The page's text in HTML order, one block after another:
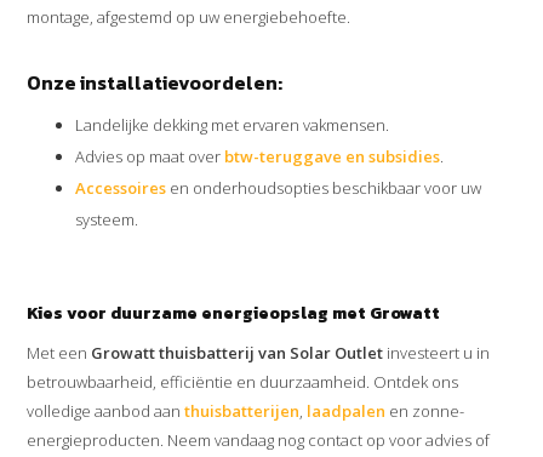
montage, afgestemd op uw energiebehoefte.
Onze installatievoordelen:
Landelijke dekking met ervaren vakmensen.
Advies op maat over btw-teruggave en subsidies.
Accessoires en onderhoudsopties beschikbaar voor uw
systeem.
Kies voor duurzame energieopslag met Growatt
Met een Growatt thuisbatterij van Solar Outlet investeert u in
betrouwbaarheid, efficiëntie en duurzaamheid. Ontdek ons
volledige aanbod aanthuisbatterijen, laadpalen en zonne-
energieproducten. Neem vandaag nog contact op voor advies of